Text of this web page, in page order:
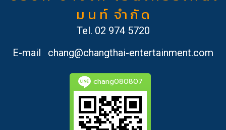
ม น ท์ จำ กั ด
Tel. 02 974 5720
E-mail
chang@changthai-entertainment.com
chang080807